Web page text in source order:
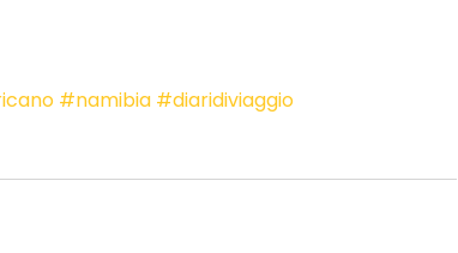
#namibia #diaridiviaggio